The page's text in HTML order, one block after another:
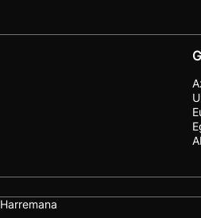
Harremana